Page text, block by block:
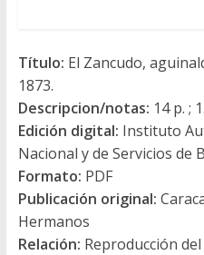
Título: El Zancudo,
1873.
Descripcion/notas: 14 p. ;
Edición digital: Instituto
Nacional y de Servicios de
Formato: PDF
Publicación original:
Hermanos
Relación: Reproducción